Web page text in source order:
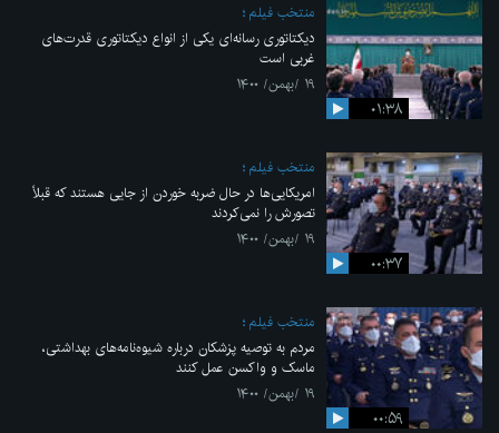
۰۱:۳۸
منتخب فیلم
دیکتاتوری رسانه‌ای یکی از انواع دیکتاتوری قدرت‌های
غربی است
۱۹ /بهمن/ ۱۴۰۰
۰۰:۳۷
منتخب فیلم
امریکایی‌ها در حال ضربه خوردن از جایی هستند که قبلاً
تصورش را نمی‌کردند
۱۹ /بهمن/ ۱۴۰۰
۰۰:۵۹
منتخب فیلم
مردم به توصیه پزشکان درباره شیوه‌نامه‌های بهداشتی،
ماسک و واکسن عمل کنند
۱۹ /بهمن/ ۱۴۰۰